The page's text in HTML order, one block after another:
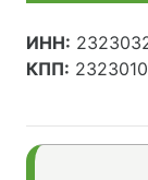
ИНН:
КПП: